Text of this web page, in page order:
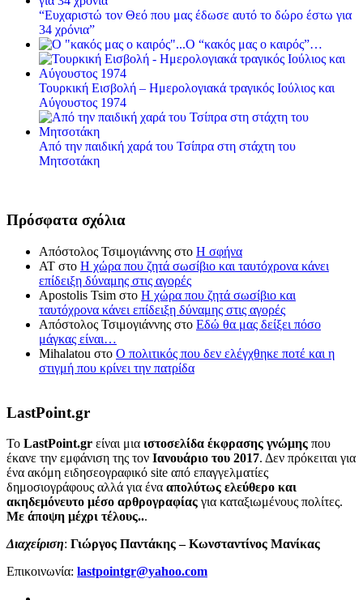
“Ευχαριστώ τον Θεό που μας έδωσε αυτό το δώρο έστω για
34 χρόνια”
Ο “κακός μας ο καιρός”…
Τουρκική Εισβολή – Ημερολογιακά τραγικός Ιούλιος και
Αύγουστος 1974
Από την παιδική χαρά του Τσίπρα στη στάχτη του
Μητσοτάκη
Πρόσφατα σχόλια
Απόστολος Τσιμογιάννης στο Η σφήνα
ΑΤ στο Η χώρα που ζητά σωσίβιο και ταυτόχρονα κάνει
επίδειξη δύναμης στις αγορές
Apostolis Tsim στο Η χώρα που ζητά σωσίβιο και
ταυτόχρονα κάνει επίδειξη δύναμης στις αγορές
Απόστολος Τσιμογιάννης στο Εδώ θα μας δείξει πόσο
μάγκας είναι…
Mihalatou στο Ο πολιτικός που δεν ελέγχθηκε ποτέ και η
στιγμή που κρίνει την πατρίδα
LastPoint.gr
To LastPoint.gr είναι μια ιστοσελίδα έκφρασης γνώμης που
έκανε την εμφάνιση της τον Ιανουάριο του 2017. Δεν πρόκειται για
ένα ακόμη ειδησεογραφικό site από επαγγελματίες
δημοσιογράφους αλλά για ένα απολύτως ελεύθερο και
ακηδεμόνευτο μέσο αρθρογραφίας για καταξιωμένους πολίτες.
Με άποψη μέχρι τέλους...
Διαχείριση: Γιώργος Παντάκης – Κωνσταντίνος Μανίκας
Επικοινωνία: lastpointgr@yahoo.com